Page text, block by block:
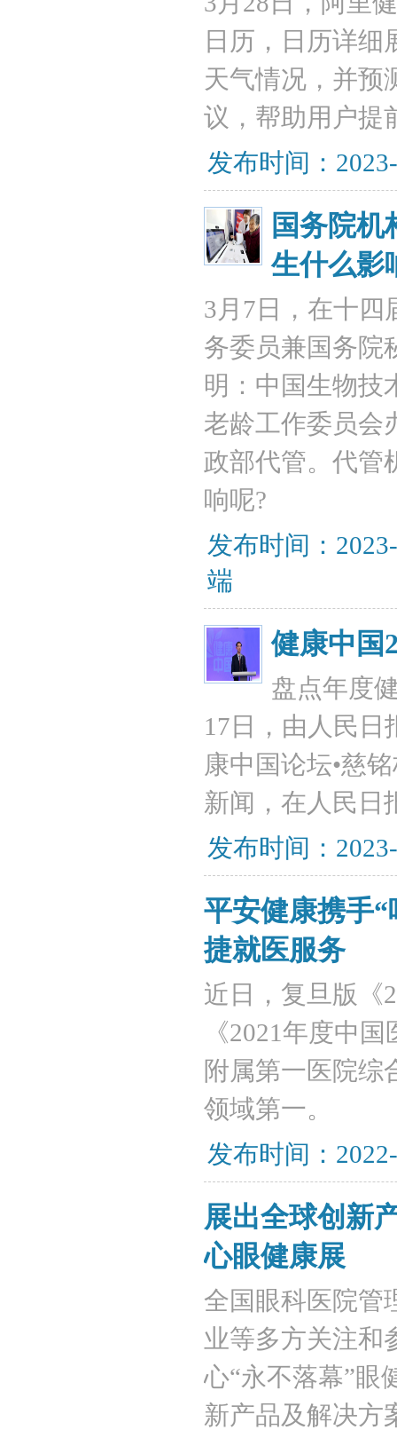
日历，日历详细
天气情况，并预
议，帮助用户提
发布时间：
国务院
生什么影
3月7日，在十四
务委员兼国务院
明：中国生物技
老龄工作委员会
政部代管。代管
响呢?
发布时间：
端
健康中国
盘点年度
17日，由人民日
康中国论坛•慈
新闻，在人民日
发布时间：
平安健康携手
捷就医服务
近日，复旦版《
《2021年度中
附属第一医院综
领域第一。
发布时间：
展出全球创新
心眼健康展
全国眼科医院管
业等多方关注和
心“永不落幕”眼
新产品及解决方